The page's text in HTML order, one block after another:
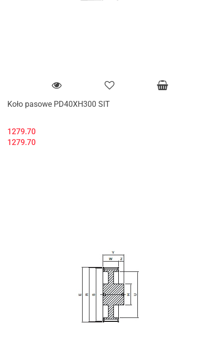
Koło pasowe PD40XH300 SIT
1279.70
1279.70